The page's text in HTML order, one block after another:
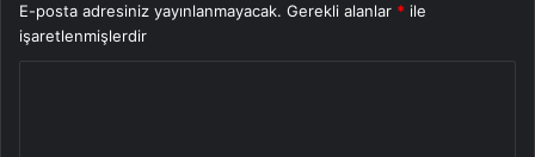
E-posta adresiniz yayınlanmayacak. Gerekli alanlar * ile
işaretlenmişlerdir